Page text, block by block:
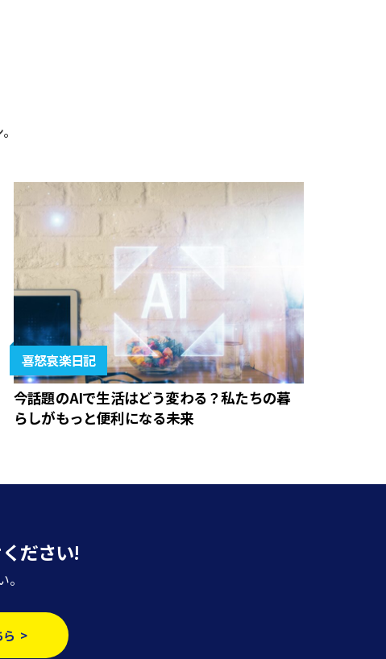
喜怒哀楽日記
今話題のAIで生活はどう変わる？私たちの暮
らしがもっと便利になる未来
ださい!
ら >